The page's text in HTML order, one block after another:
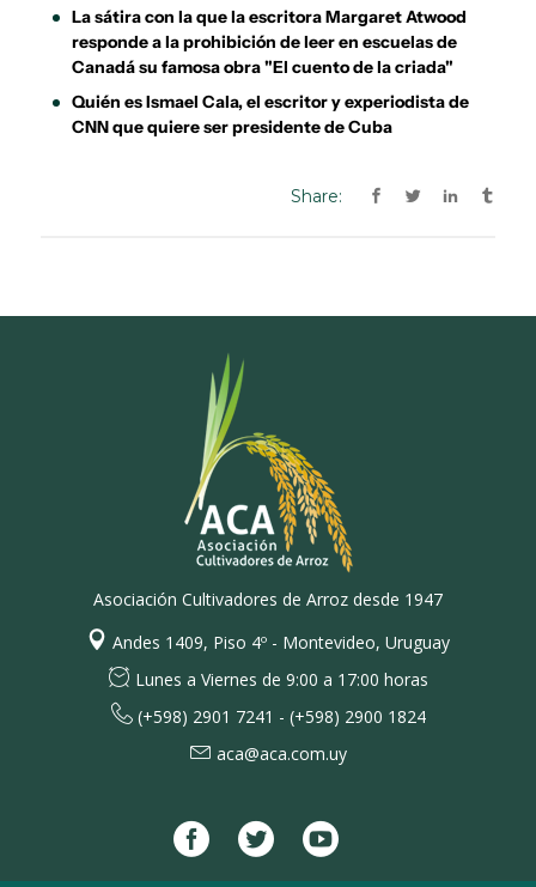
Share:
Asociación Cultivadores de Arroz desde 1947
Andes 1409, Piso 4º - Montevideo, Uruguay
Lunes a Viernes de 9:00 a 17:00 horas
(+598) 2901 7241 - (+598) 2900 1824
aca@aca.com.uy